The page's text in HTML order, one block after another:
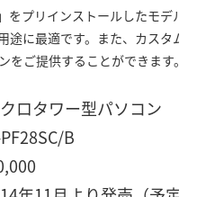
をプリインストールしたモデル
途に最適です。また、カスタム
ご提供することができます。
タワー型パソコン
B